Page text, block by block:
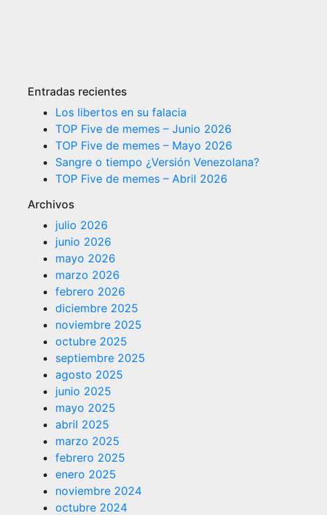
Entradas recientes
Los libertos en su falacia
TOP Five de memes – Junio 2026
TOP Five de memes – Mayo 2026
Sangre o tiempo ¿Versión Venezolana?
TOP Five de memes – Abril 2026
Archivos
julio 2026
junio 2026
mayo 2026
marzo 2026
febrero 2026
diciembre 2025
noviembre 2025
octubre 2025
septiembre 2025
agosto 2025
junio 2025
mayo 2025
abril 2025
marzo 2025
febrero 2025
enero 2025
noviembre 2024
octubre 2024